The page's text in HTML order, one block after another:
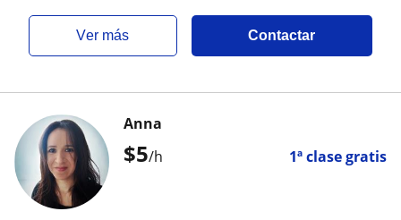
ver más Contactar
$5/h 1ª clase gratis
Anna